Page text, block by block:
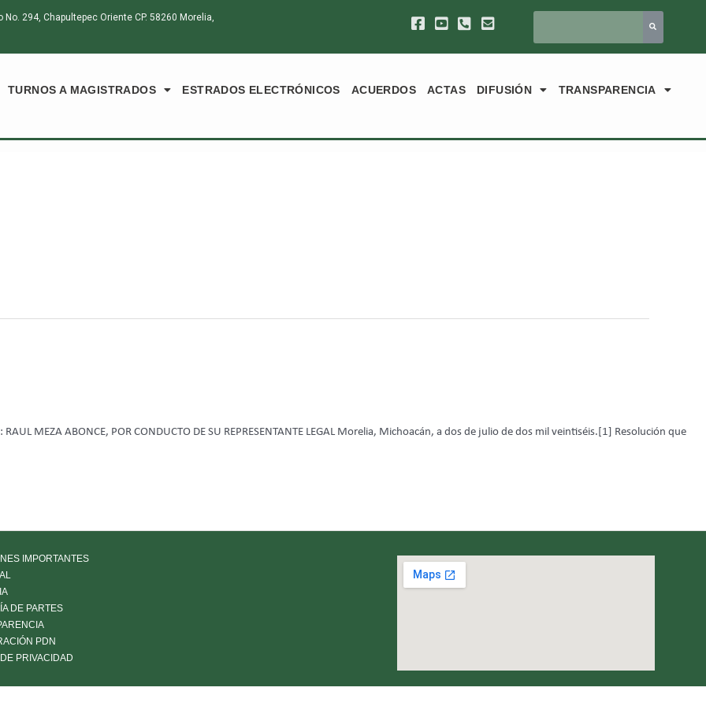
294, Chapultepec Oriente CP. 58260 Morelia,
TURNOS A MAGISTRADOS ESTRADOS ELECTRÓNICOS ACUERDOS ACTAS DIFUSIÓN TRANSPARENCIA
RAUL MEZA ABONCE, POR CONDUCTO DE SU REPRESENTANTE LEGAL Morelia, Michoacán, a dos de julio de dos mil veintiséis.[1] Resolución que
IMPORTANTES
DE PARTES
PDN
PRIVACIDAD